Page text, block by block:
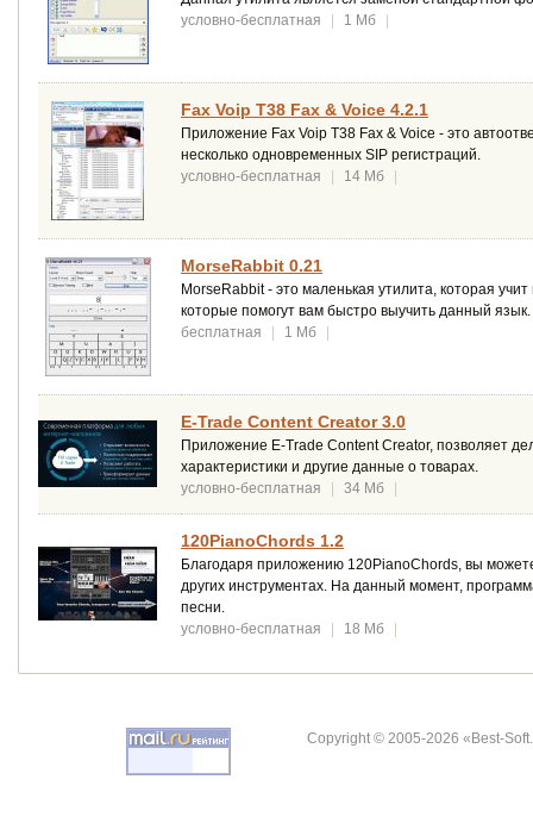
условно-бесплатная
| 1 Мб |
Fax Voip T38 Fax & Voice 4.2.1
Приложение Fax Voip T38 Fax & Voice - это
несколько одновременных SIP регистраций.
условно-бесплатная
| 14 Мб |
MorseRabbit 0.21
MorseRabbit - это маленькая утилита, которая
которые помогут вам быстро выучить данный язык.
бесплатная
| 1 Мб |
E-Trade Content Creator 3.0
Приложение E-Trade Content Creator, позволяет
характеристики и другие данные о товарах.
условно-бесплатная
| 34 Мб |
120PianoChords 1.2
Благодаря приложению 120PianoChords, вы
других инструментах. На данный момент,
песни.
условно-бесплатная
| 18 Мб |
Copyright © 2005-2026 «Best-